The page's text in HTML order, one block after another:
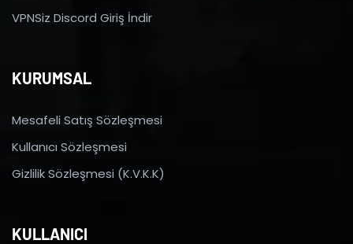
VPNSiz Discord Giriş İndir
KURUMSAL
Mesafeli Satış Sözleşmesi
Kullanıcı Sözleşmesi
Gizlilik Sözleşmesi (K.V.K.K)
KULLANICI